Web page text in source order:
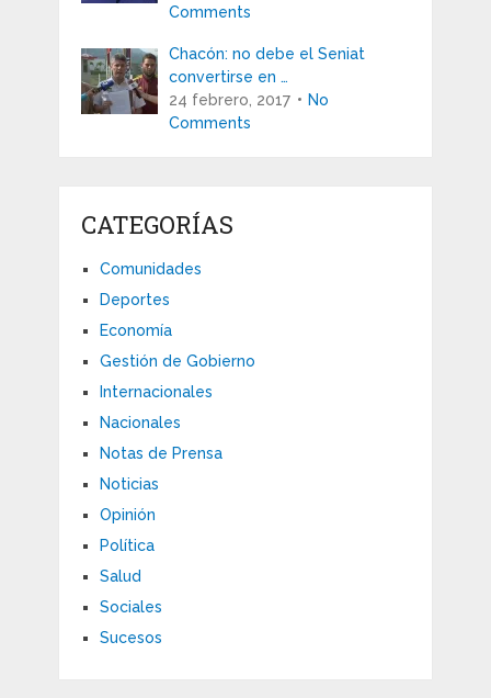
Comments
Chacón: no debe el Seniat
convertirse en …
24 febrero, 2017
No
Comments
CATEGORÍAS
Comunidades
Deportes
Economía
Gestión de Gobierno
Internacionales
Nacionales
Notas de Prensa
Noticias
Opinión
Política
Salud
Sociales
Sucesos